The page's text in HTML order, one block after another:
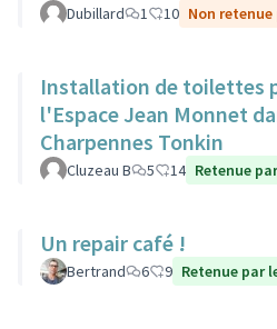
Dubillard 1 10 Non
Installation de toilettes
l'Espace Jean Monnet
Charpennes Tonkin
Cluzeau B 5 14 Retenue
Un repair café !
Bertrand 6 9 Retenue par